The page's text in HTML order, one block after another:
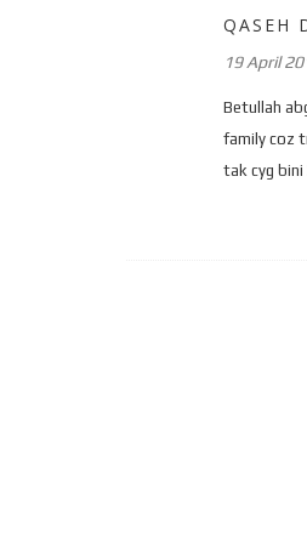
QASEH
19 April
Betullah
family coz
tak cyg bini